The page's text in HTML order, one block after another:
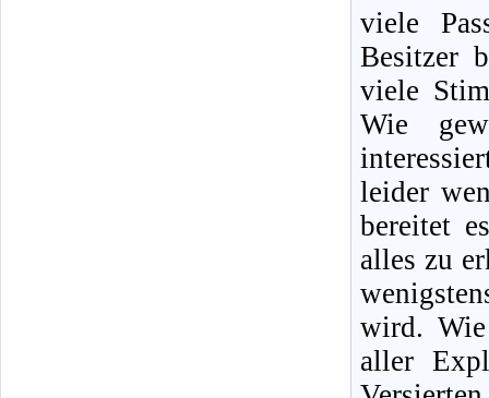
viele
Besitzer
viele
Wie
leider
bereitet
alles zu
wird.
aller